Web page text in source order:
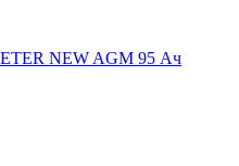
NEW AGM 95 Ач